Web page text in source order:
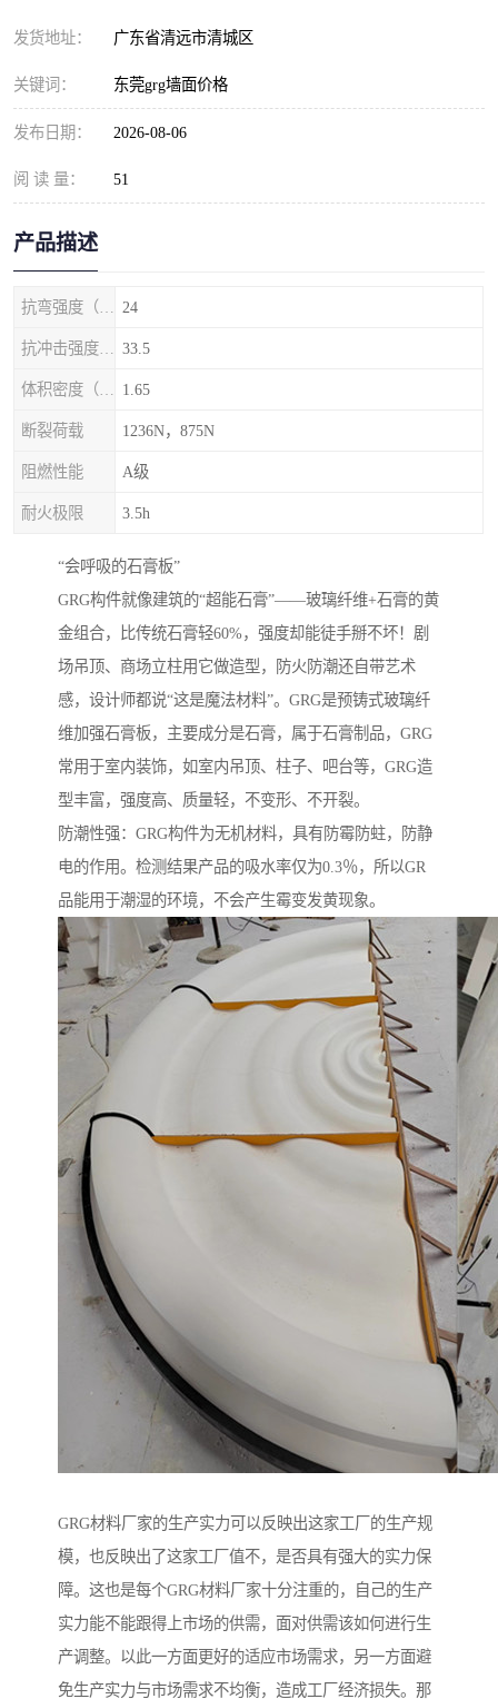
发货地址： 广东省清远市清城区
关键词： 东莞grg墙面价格
发布日期： 2026-08-06
阅 读 量： 51
产品描述
24
33.5
1.65
断裂荷载 1236N，875N
阻燃性能 A级
耐火极限 3.5h
‌“会呼吸的石膏板”‌
GRG构件就像建筑的“超能石膏”——玻璃纤维+石膏的黄
金组合，比传统石膏轻60%，强度却能徒手掰不坏！剧
场吊顶、商场立柱用它做造型，防火防潮还自带艺术
感，设计师都说“这是魔法材料”。GRG是预铸式玻璃纤
维加强石膏板，主要成分是石膏，属于石膏制品，GRG
常用于室内装饰，如室内吊顶、柱子、吧台等，GRG造
型丰富，强度高、质量轻，不变形、不开裂。
防潮性强：GRG构件为无机材料，具有防霉防蛀，防静
电的作用。检测结果产品的吸水率仅为0.3％，所以GR
品能用于潮湿的环境，不会产生霉变发黄现象。
GRG材料厂家的生产实力可以反映出这家工厂的生产规
模，也反映出了这家工厂值不，是否具有强大的实力保
障。这也是每个GRG材料厂家十分注重的，自己的生产
实力能不能跟得上市场的供需，面对供需该如何进行生
产调整。以此一方面更好的适应市场需求，另一方面避
免生产实力与市场需求不均衡，造成工厂经济损失。那